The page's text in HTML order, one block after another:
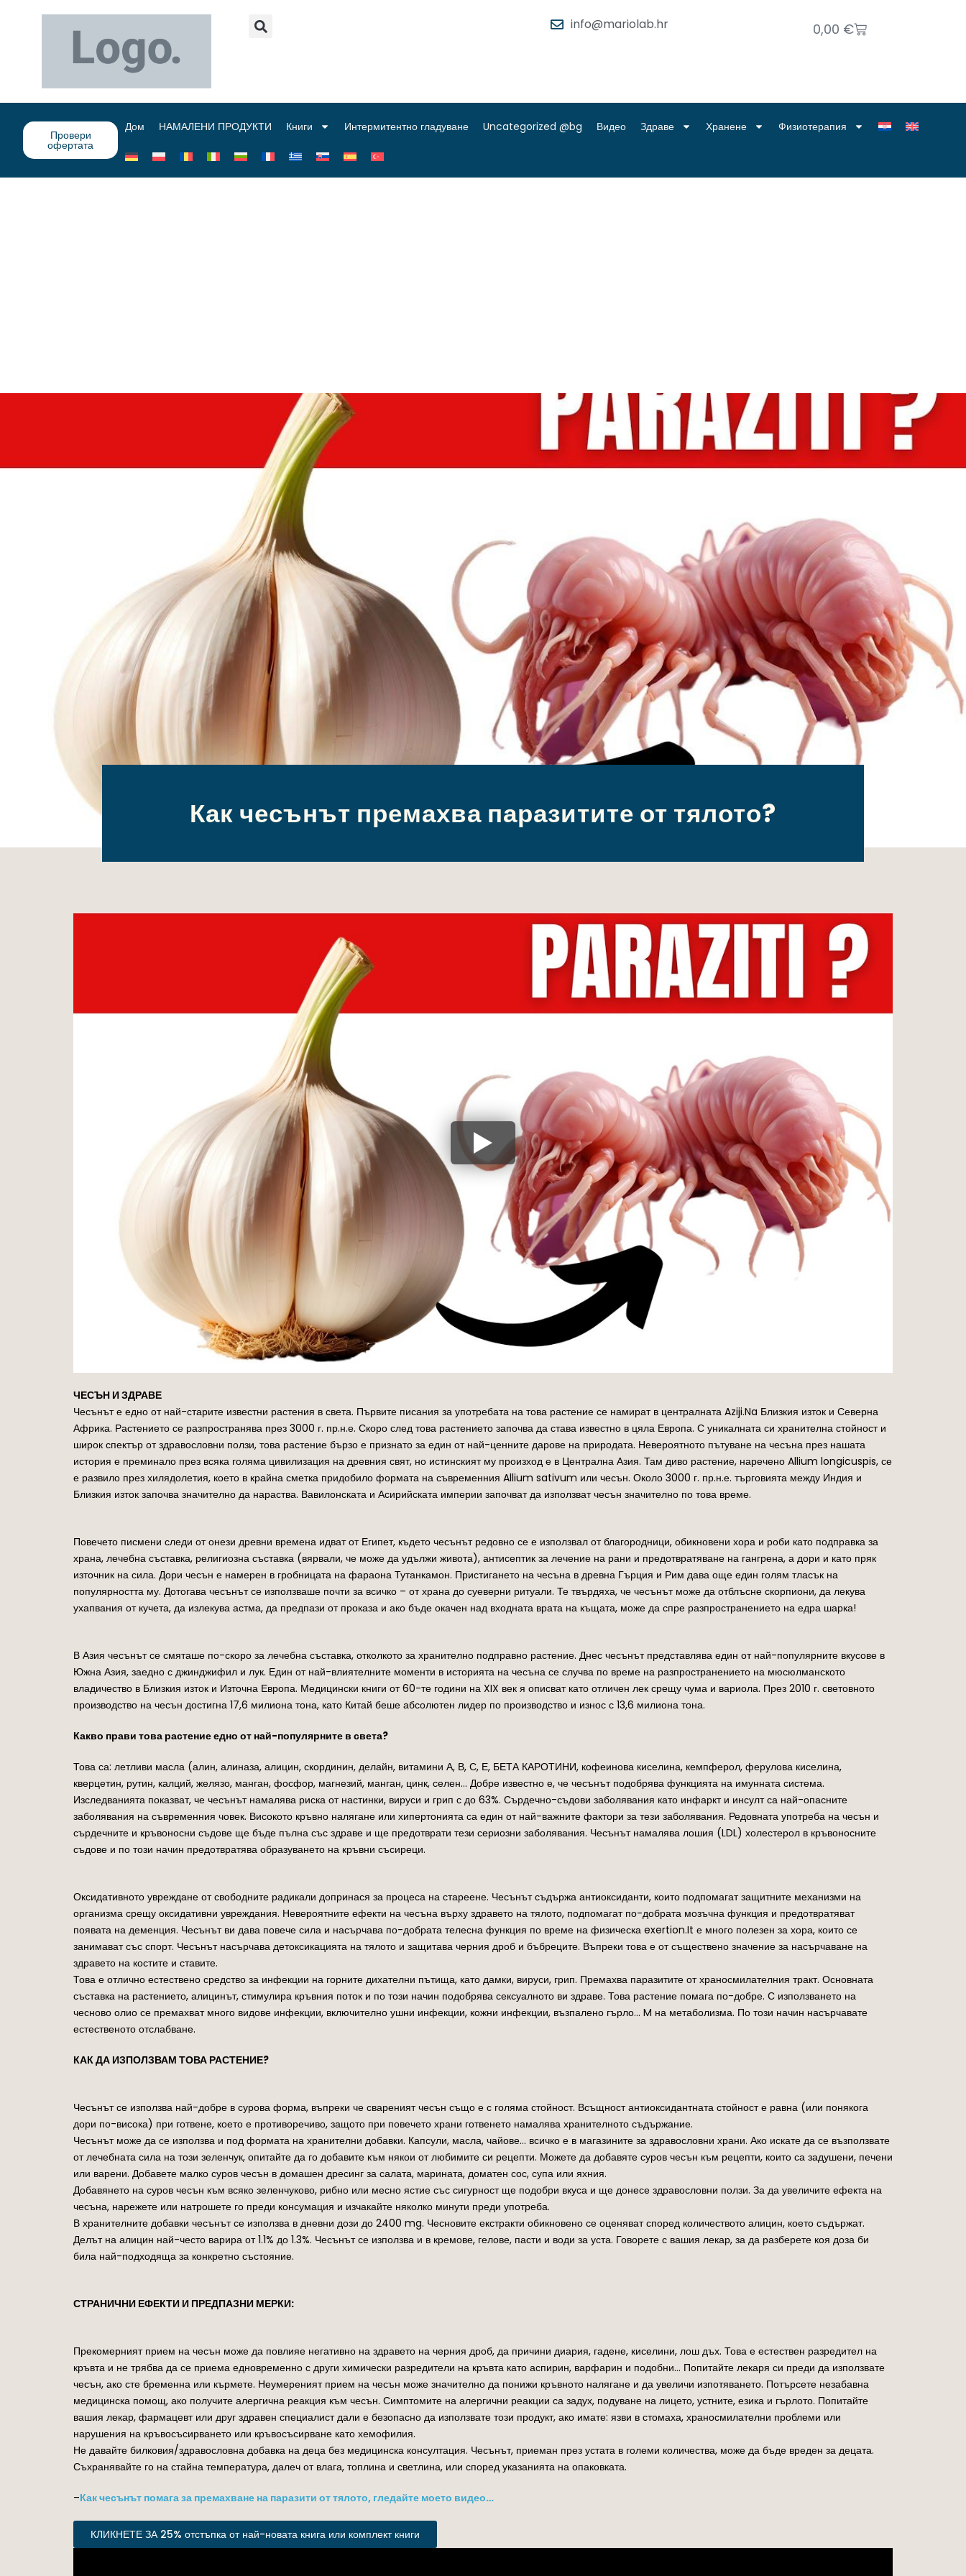
info@mariolab.hr 0,00 €
Провери
офертата
Дом НАМАЛЕНИ ПРОДУКТИ Книги Интермитентно гладуване Uncategorized @bg Видео Здраве Хранене Физиотерапия
Как чесънът премахва паразитите от тялото?
ЧЕСЪН И ЗДРАВЕ
Чесънът е едно от най-старите известни растения в света. Първите писания за употребата на това растение се намират в централната Aziji.Na Близкия изток и Северна
Африка. Растението се разпространява през 3000 г. пр.н.е. Скоро след това растението започва да става известно в цяла Европа. С уникалната си хранителна стойност и
широк спектър от здравословни ползи, това растение бързо е признато за един от най-ценните дарове на природата. Невероятното пътуване на чесъна през нашата
история е преминало през всяка голяма цивилизация на древния свят, но истинският му произход е в Централна Азия. Там диво растение, наречено Allium longicuspis, се
е развило през хилядолетия, което в крайна сметка придобило формата на съвременния Allium sativum или чесън. Около 3000 г. пр.н.е. търговията между Индия и
Близкия изток започва значително да нараства. Вавилонската и Асирийската империи започват да използват чесън значително по това време.
Повечето писмени следи от онези древни времена идват от Египет, където чесънът редовно се е използвал от благородници, обикновени хора и роби като подправка за
храна, лечебна съставка, религиозна съставка (вярвали, че може да удължи живота), антисептик за лечение на рани и предотвратяване на гангрена, а дори и като пряк
източник на сила. Дори чесън е намерен в гробницата на фараона Тутанкамон. Пристигането на чесъна в древна Гърция и Рим дава още един голям тласък на
популярността му. Дотогава чесънът се използваше почти за всичко – от храна до суеверни ритуали. Те твърдяха, че чесънът може да отблъсне скорпиони, да лекува
ухапвания от кучета, да излекува астма, да предпази от проказа и ако бъде окачен над входната врата на къщата, може да спре разпространението на едра шарка!
В Азия чесънът се смяташе по-скоро за лечебна съставка, отколкото за хранително подправно растение. Днес чесънът представлява един от най-популярните вкусове в
Южна Азия, заедно с джинджифил и лук. Един от най-влиятелните моменти в историята на чесъна се случва по време на разпространението на мюсюлманското
владичество в Близкия изток и Източна Европа. Медицински книги от 60-те години на XIX век я описват като отличен лек срещу чума и вариола. През 2010 г. световното
производство на чесън достигна 17,6 милиона тона, като Китай беше абсолютен лидер по производство и износ с 13,6 милиона тона.
Какво прави това растение едно от най-популярните в света?
Това са: летливи масла (алин, алиназа, алицин, скординин, делайн, витамини А, В, С, Е, БЕТА КАРОТИНИ, кофеинова киселина, кемпферол, ферулова киселина,
кверцетин, рутин, калций, желязо, манган, фосфор, магнезий, манган, цинк, селен… Добре известно е, че чесънът подобрява функцията на имунната система.
Изследванията показват, че чесънът намалява риска от настинки, вируси и грип с до 63%. Сърдечно-съдови заболявания като инфаркт и инсулт са най-опасните
заболявания на съвременния човек. Високото кръвно налягане или хипертонията са един от най-важните фактори за тези заболявания. Редовната употреба на чесън и
сърдечните и кръвоносни съдове ще бъде пълна със здраве и ще предотврати тези сериозни заболявания. Чесънът намалява лошия (LDL) холестерол в кръвоносните
съдове и по този начин предотвратява образуването на кръвни съсиреци.
Оксидативното увреждане от свободните радикали допринася за процеса на стареене. Чесънът съдържа антиоксиданти, които подпомагат защитните механизми на
организма срещу оксидативни увреждания. Невероятните ефекти на чесъна върху здравето на тялото, подпомагат по-добрата мозъчна функция и предотвратяват
появата на деменция. Чесънът ви дава повече сила и насърчава по-добрата телесна функция по време на физическа exertion.It е много полезен за хора, които се
занимават със спорт. Чесънът насърчава детоксикацията на тялото и защитава черния дроб и бъбреците. Въпреки това е от съществено значение за насърчаване на
здравето на костите и ставите.
Това е отлично естествено средство за инфекции на горните дихателни пътища, като дамки, вируси, грип. Премахва паразитите от храносмилателния тракт. Основната
съставка на растението, алицинът, стимулира кръвния поток и по този начин подобрява сексуалното ви здраве. Това растение помага по-добре. С използването на
чесново олио се премахват много видове инфекции, включително ушни инфекции, кожни инфекции, възпалено гърло… M на метаболизма. По този начин насърчавате
естественото отслабване.
КАК ДА ИЗПОЛЗВАМ ТОВА РАСТЕНИЕ?
Чесънът се използва най-добре в сурова форма, въпреки че свареният чесън също е с голяма стойност. Всъщност антиоксидантната стойност е равна (или понякога
дори по-висока) при готвене, което е противоречиво, защото при повечето храни готвенето намалява хранителното съдържание.
Чесънът може да се използва и под формата на хранителни добавки. Капсули, масла, чайове… всичко е в магазините за здравословни храни. Ако искате да се възползвате
от лечебната сила на този зеленчук, опитайте да го добавите към някои от любимите си рецепти. Можете да добавяте суров чесън към рецепти, които са задушени, печени
или варени. Добавете малко суров чесън в домашен дресинг за салата, марината, доматен сос, супа или яхния.
Добавянето на суров чесън към всяко зеленчуково, рибно или месно ястие със сигурност ще подобри вкуса и ще донесе здравословни ползи. За да увеличите ефекта на
чесъна, нарежете или натрошете го преди консумация и изчакайте няколко минути преди употреба.
В хранителните добавки чесънът се използва в дневни дози до 2400 mg. Чесновите екстракти обикновено се оценяват според количеството алицин, което съдържат.
Делът на алицин най-често варира от 1.1% до 1.3%. Чесънът се използва и в кремове, гелове, пасти и води за уста. Говорете с вашия лекар, за да разберете коя доза би
била най-подходяща за конкретно състояние.
СТРАНИЧНИ ЕФЕКТИ И ПРЕДПАЗНИ МЕРКИ:
Прекомерният прием на чесън може да повлияе негативно на здравето на черния дроб, да причини диария, гадене, киселини, лош дъх. Това е естествен разредител на
кръвта и не трябва да се приема едновременно с други химически разредители на кръвта като аспирин, варфарин и подобни… Попитайте лекаря си преди да използвате
чесън, ако сте бременна или кърмете. Неумереният прием на чесън може значително да понижи кръвното налягане и да увеличи изпотяването. Потърсете незабавна
медицинска помощ, ако получите алергична реакция към чесън. Симптомите на алергични реакции са задух, подуване на лицето, устните, езика и гърлото. Попитайте
вашия лекар, фармацевт или друг здравен специалист дали е безопасно да използвате този продукт, ако имате: язви в стомаха, храносмилателни проблеми или
нарушения на кръвосъсирването или кръвосъсирване като хемофилия.
Не давайте билковия/здравословна добавка на деца без медицинска консултация. Чесънът, приеман през устата в големи количества, може да бъде вреден за децата.
Съхранявайте го на стайна температура, далеч от влага, топлина и светлина, или според указанията на опаковката.
–Как чесънът помага за премахване на паразити от тялото, гледайте моето видео…
КЛИКНЕТЕ ЗА 25% отстъпка от най-новата книга или комплект книги